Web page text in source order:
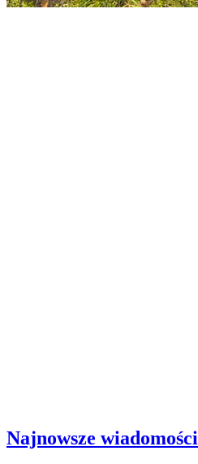
Najnowsze wiadomości